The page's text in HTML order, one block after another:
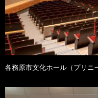
各務原市文化ホール（プリニ